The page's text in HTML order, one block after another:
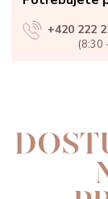
+420 222
(8:30